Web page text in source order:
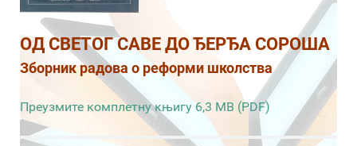
ОД СВЕТОГ САВЕ ДО ЂЕРЂА СОРОША
Зборник радова о реформи школства
Преузмите комплетну књигу 6,3 MB (PDF)